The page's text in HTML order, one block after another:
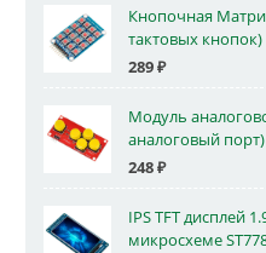
Кнопочная
тактовых кнопок)
289₽
Модуль
аналоговый порт)
248₽
IPS TFT дисплей
микросхеме